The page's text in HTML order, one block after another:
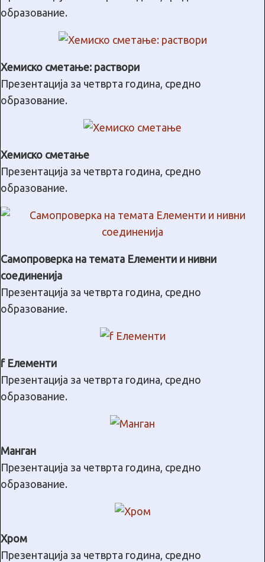
образование.
Хемиско сметање: раствори
Презентација за четврта година, средно
образование.
Хемиско сметање
Презентација за четврта година, средно
образование.
Самопроверка на темата Елементи и нивни
соединенија
Презентација за четврта година, средно
образование.
f Елементи
Презентација за четврта година, средно
образование.
Манган
Презентација за четврта година, средно
образование.
Хром
Презентација за четврта година, средно